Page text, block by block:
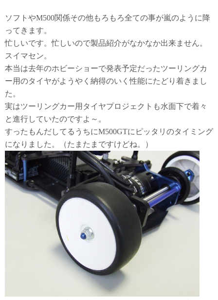
ソフトやM500関係その他もろもろ全ての事が嵐のように降
ってきます。
忙しいです。忙しいので製品紹介がなかなか出来ません。
スイマセン。
本当は去年のホビーショーで発表予定だったツーリングカ
ー用のタイヤがようやく納得のいく性能にたどり着きまし
た。
実はツーリングカー用タイヤプロジェクトも水面下で着々
と進行していたのですよ～。
すったもんだしてるうちにM500GTにピッタリのタイミング
になりました。（たまたまですけどね。）